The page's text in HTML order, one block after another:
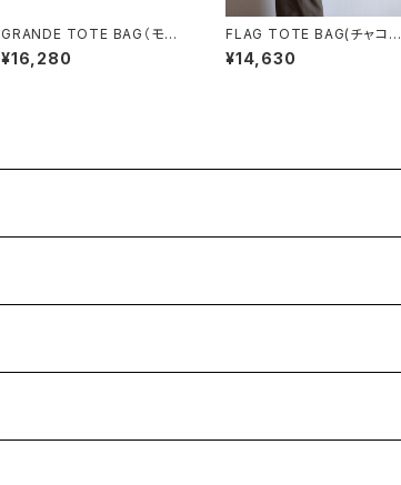
GRANDE TOTE BAG（モカ/
ベージュ）
¥16,280
FLAG TOTE BAG(チャコー
ル/グレー)
¥14,630